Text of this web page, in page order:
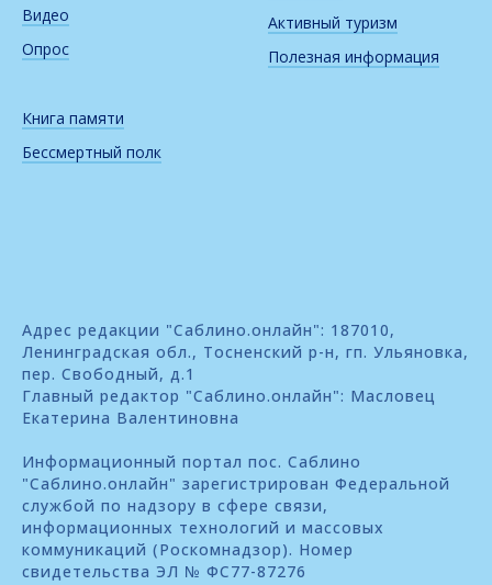
Видео
Опрос
Книга памяти
Бессмертный полк
Активный туризм
Полезная информация
Адрес редакции "Саблино.онлайн": 187010,
Ленинградская обл., Тосненский р-н, гп. Ульяновка,
пер. Свободный, д.1
Главный редактор "Саблино.онлайн": Масловец
Екатерина Валентиновна
Информационный портал пос. Саблино
"Саблино.онлайн" зарегистрирован Федеральной
службой по надзору в сфере связи,
информационных технологий и массовых
коммуникаций (Роскомнадзор). Номер
свидетельства ЭЛ № ФС77-87276